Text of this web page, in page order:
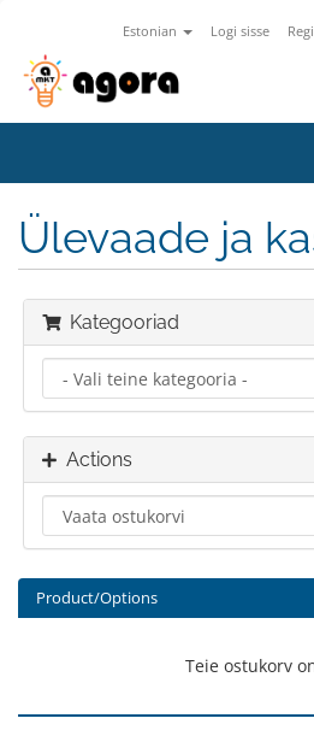
Estonian Logi sisse
Ülevaade ja
Kategooriad
Actions
Product/Options
Teie ostukorv